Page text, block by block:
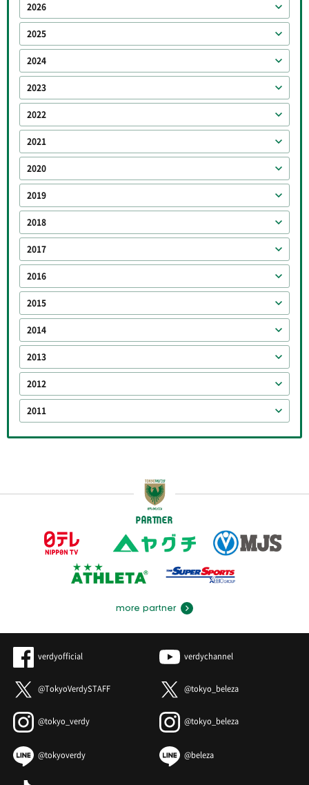
2026
2025
2024
2023
2022
2021
2020
2019
2018
2017
2016
2015
2014
2013
2012
2011
PARTNER
more partner
verdyofficial verdychannel
@TokyoVerdySTAFF @tokyo_beleza
@tokyo_verdy @tokyo_beleza
@tokyoverdy @beleza